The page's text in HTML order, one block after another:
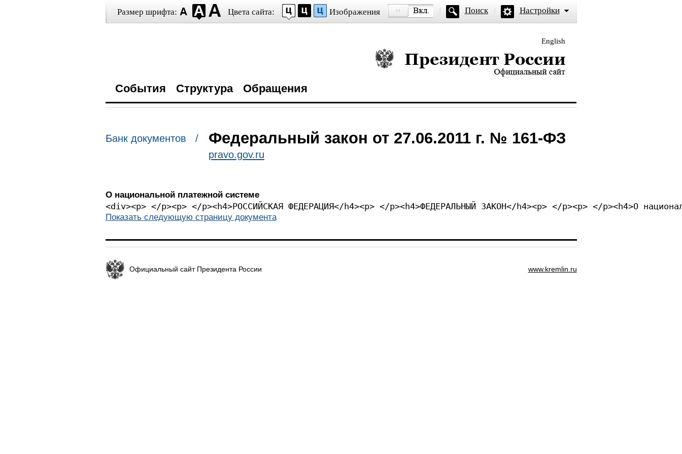
Размер шрифта: Цвета сайта: Изображения Поиск Настройки
English
Президент России — официальный сайт
События Структура Обращения
Банк документов / Федеральный закон от 27.06.2011 г. № 161-ФЗ
pravo.gov.ru
О национальной платежной системе
<div><p> </p><p> </p><h4>РОССИЙСКАЯ ФЕДЕРАЦИЯ</h4><p>
Показать следующую страницу документа
Официальный сайт Президента России www.kremlin.ru